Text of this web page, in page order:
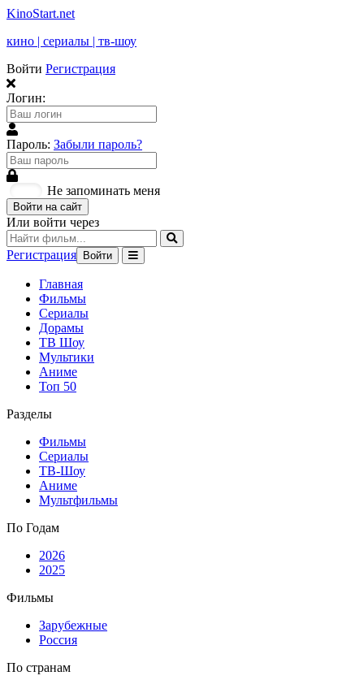
KinoStart.net
кино | сериалы | тв-шоу
Войти Регистрация
Логин:
Пароль: Забыли пароль?
Не запоминать меня
Войти на сайт
Или войти через
Регистрация Войти
Главная
Фильмы
Сериалы
Дорамы
ТВ Шоу
Мультики
Аниме
Топ 50
Разделы
Фильмы
Сериалы
ТВ-Шоу
Аниме
Мультфильмы
По Годам
2026
2025
Фильмы
Зарубежные
Россия
По странам